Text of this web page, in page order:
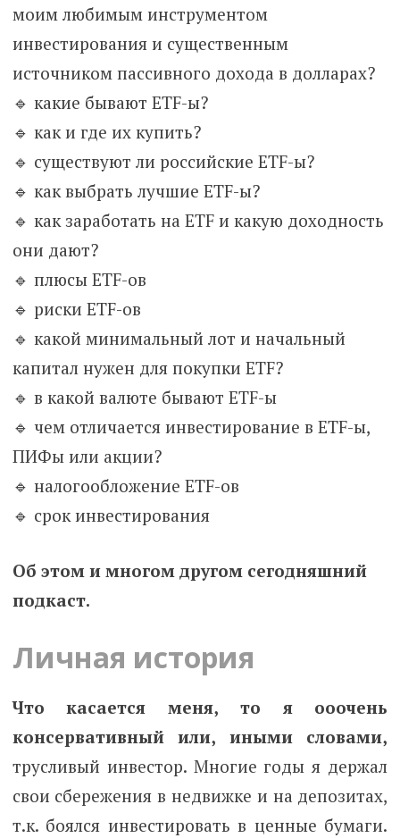
моим любимым инструментом
инвестирования и существенным
источником пассивного дохода в долларах?
🔹 какие бывают ETF-ы?
🔹 как и где их купить?
🔹 существуют ли российские ETF-ы?
🔹 как выбрать лучшие ETF-ы?
🔹 как заработать на ETF и какую доходность
они дают?
🔹 плюсы ETF-ов
🔹 риски ETF-ов
🔹 какой минимальный лот и начальный
капитал нужен для покупки ETF?
🔹 в какой валюте бывают ETF-ы
🔹 чем отличается инвестирование в ETF-ы,
ПИФы или акции?
🔹 налогообложение ETF-ов
🔹 срок инвестирования
Об этом и многом другом сегодняшний
подкаст.
Личная история
Что касается меня, то я ооочень
консервативный или, иными словами,
трусливый инвестор. Многие годы я держал
свои сбережения в недвижке и на депозитах,
т.к. боялся инвестировать в ценные бумаги.